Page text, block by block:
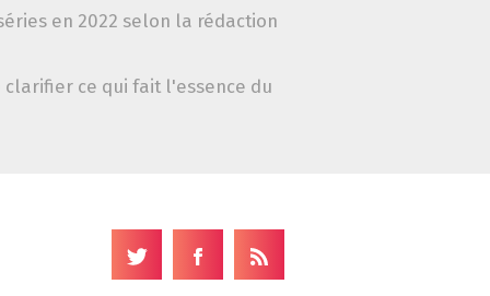
en 2022 selon la rédaction
clarifier ce qui fait l'essence du